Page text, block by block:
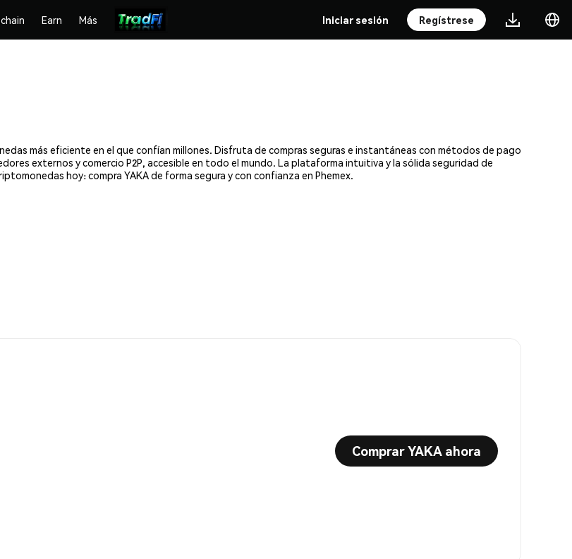
Earn Más Iniciar sesión Regístrese
más eficiente en el que confían millones. Disfruta de compras seguras e instantáneas con métodos de pago
externos y comercio P2P, accesible en todo el mundo. La plataforma intuitiva y la sólida seguridad de
hoy: compra YAKA de forma segura y con confianza en Phemex.
Comprar YAKA ahora